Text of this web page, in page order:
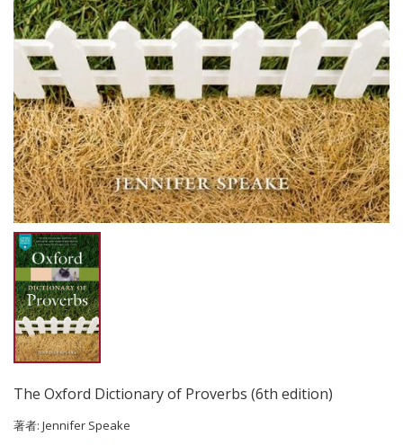
The Oxford Dictionary of Proverbs (6th edition)
著者: Jennifer Speake